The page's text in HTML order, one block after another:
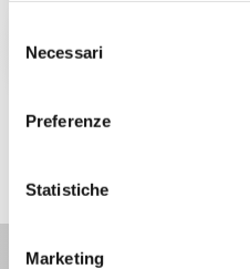
delNecessari
Preferenze
Statistiche
Marketing